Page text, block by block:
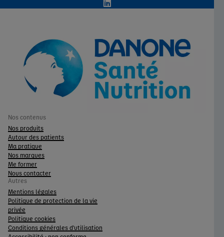
Nos contenus
Nos produits
Autour des patients
Ma pratique
Nos marques
Me former
Nous contacter
Autres
Mentions légales
Politique de protection de la vie
privée
Politique cookies
Conditions générales d'utilisation